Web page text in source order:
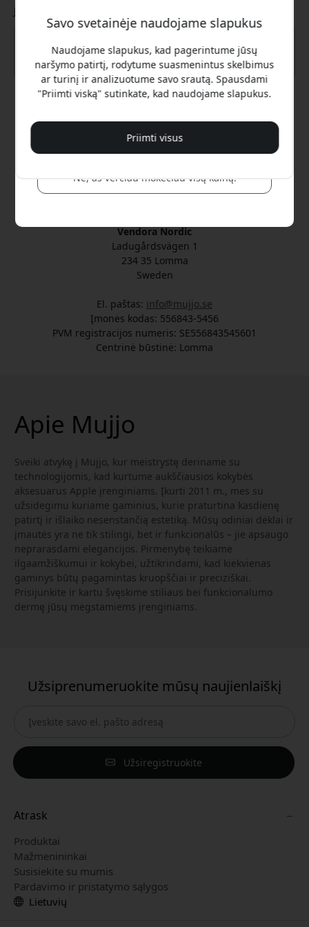
Jūsų žinutė
Valdoma ir administruojama Vendora Nordic
Vendora Nordic
Ladugårdsvägen 1
234 35 Lomma
Sweden
El. paštas: info@mujjo.se
Įmonės kodas: 556843-5456
PVM registracijos numeris: SE556843545601
Centrinė būstinė: Lomma
Apie Mujjo
Sveiki atvykę į Mujjo, kur meistrystę deriname su
technologijomis, kad kurtume aukščiausios kokybės
aksesuarus Apple įrenginiams. Įkurti 2011 m., mes su
užsidegimu kuriame gaminius, kurie praturtina kasdienę
patirtį ir išlaiko nesenstančią estetiką. Mūsų odiniai dėklai ir
įmautės yra ne tik stilingi, bet ir funkcionalūs – jie apsaugo
neprarasdami elegancijos. Pirmenybę teikiame
ilgaamžiškumui ir kokybei, užtikrindami, kad kiekvienas
gaminys būtų pagamintas kruopščiai ir preciziškai.
Prisijunkite ir kartu švęskime stiliaus bei funkcionalumo
dermę jūsų mėgstamiems įrenginiams.
Užsiprenumeruokite mūsų naujienlaiškį
Užsiregistruokite
Atrask
Produktai
Mažmenininkai
Susisiekite su mumis
Pardavimo ir pristatymo sąlygos
Lietuvių
Savo svetainėje naudojame slapukus
Naudojame slapukus, kad pagerintume jūsų
naršymo patirtį, rodytume suasmenintus skelbimus
ar turinį ir analizuotume savo srautą. Spausdami
"Priimti viską" sutinkate, kad naudojame slapukus.
Priimti visus
Taip, noriu 8% nuolaidos
edukacines serijas ir specialius pasiūlymus.
Ne, aš verčiau mokėčiau visą kainą.